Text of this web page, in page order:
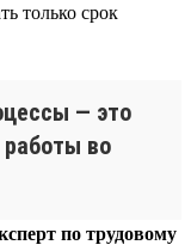
только срок
— это
работы во
по трудовому